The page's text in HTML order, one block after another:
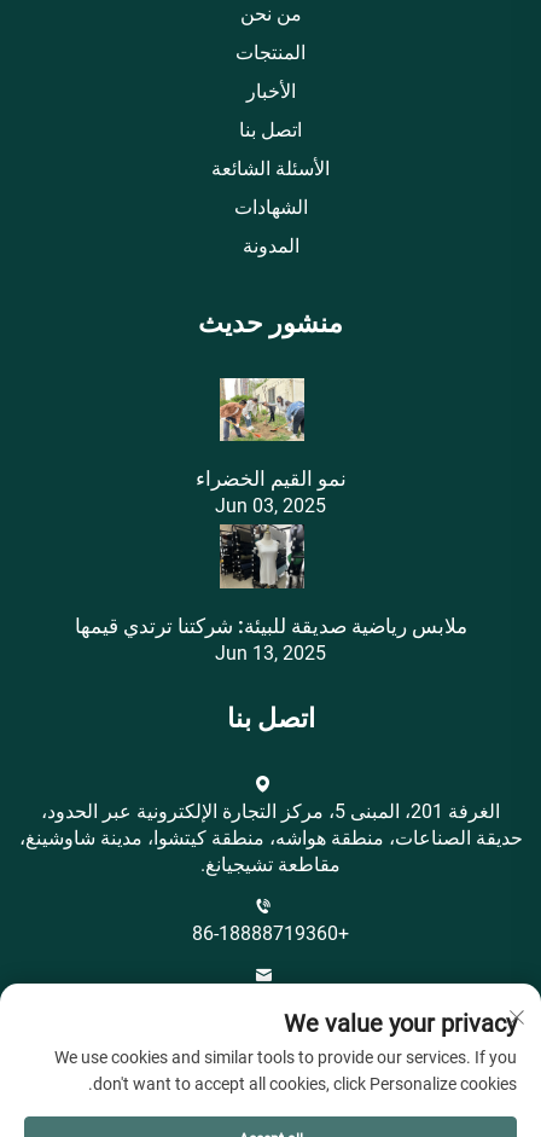
من نحن
المنتجات
الأخبار
اتصل بنا
الأسئلة الشائعة
الشهادات
المدونة
منشور حديث
نمو القيم الخضراء
Jun 03, 2025
ملابس رياضية صديقة للبيئة: شركتنا ترتدي قيمها
Jun 13, 2025
اتصل بنا
الغرفة 201، المبنى 5، مركز التجارة الإلكترونية عبر الحدود،
حديقة الصناعات، منطقة هواشه، منطقة كيتشوا، مدينة شاوشينغ،
مقاطعة تشيجيانغ.
+86-18888719360
We value your privacy
We use cookies and similar tools to provide our services. If you
don't want to accept all cookies, click Personalize cookies.